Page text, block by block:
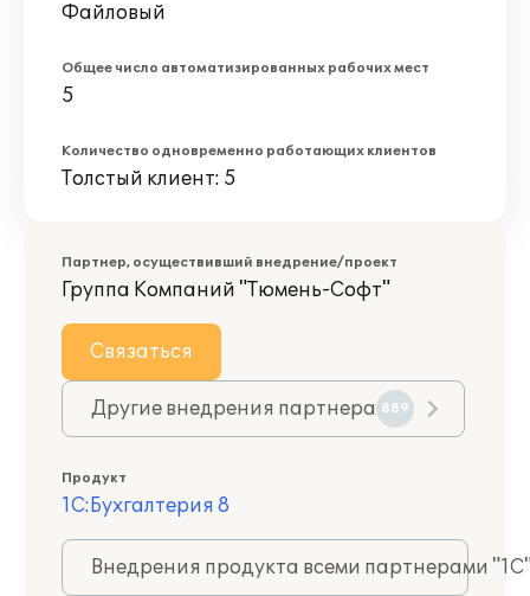
Файловый
Общее число автоматизированных рабочих мест
5
Количество одновременно работающих клиентов
Толстый клиент: 5
Партнер, осуществивший внедрение/проект
Группа Компаний "Тюмень-Софт"
Связаться
Другие внедрения партнера 889
Продукт
1С:Бухгалтерия 8
Внедрения продукта всеми партнерами